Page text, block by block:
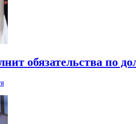
обязательства по